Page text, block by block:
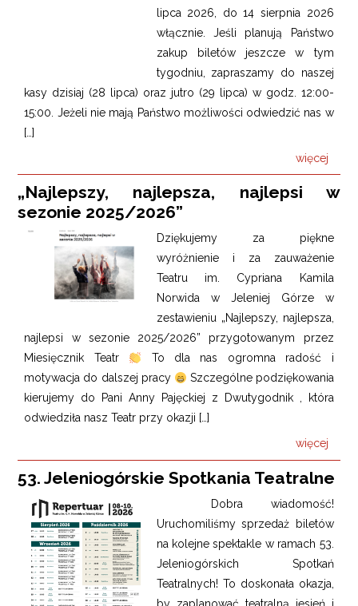
lipca 2026, do 14 sierpnia 2026
włącznie. Jeśli planują Państwo
zakup biletów jeszcze w tym
tygodniu, zapraszamy do naszej
kasy dzisiaj (28 lipca) oraz jutro (29 lipca) w godz. 12:00-
15:00. Jeżeli nie mają Państwo możliwości odwiedzić nas w
[…]
więcej
„Najlepszy, najlepsza, najlepsi w
sezonie 2025/2026”
Dziękujemy za piękne
wyróżnienie i za zauważenie
Teatru im. Cypriana Kamila
Norwida w Jeleniej Górze w
zestawieniu „Najlepszy, najlepsza,
najlepsi w sezonie 2025/2026” przygotowanym przez
Miesięcznik Teatr
To dla nas ogromna radość i
motywacja do dalszej pracy
Szczególne podziękowania
kierujemy do Pani Anny Pajęckiej z Dwutygodnik , która
odwiedziła nasz Teatr przy okazji […]
więcej
53. Jeleniogórskie Spotkania Teatralne
Dobra wiadomość!
Uruchomiliśmy sprzedaż biletów
na kolejne spektakle w ramach 53.
Jeleniogórskich Spotkań
Teatralnych! To doskonała okazja,
by zaplanować teatralną jesień i